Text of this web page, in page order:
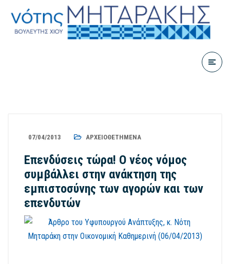
07/04/2013 ΑΡΧΕΙΟΘΕΤΗΜΈΝΑ
Επενδύσεις τώρα! Ο νέος νόμος
συμβάλλει στην ανάκτηση της
εμπιστοσύνης των αγορών και των
επενδυτών